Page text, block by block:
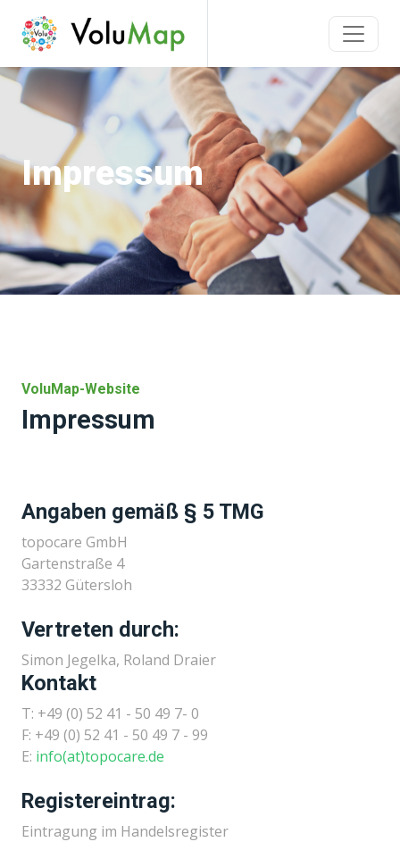
Impressum
VoluMap-Website
Impressum
Angaben gemäß § 5 TMG
topocare GmbH
Gartenstraße 4
33332 Gütersloh
Vertreten durch:
Simon Jegelka, Roland Draier
Kontakt
T: +49 (0) 52 41 - 50 49 7- 0
F: +49 (0) 52 41 - 50 49 7 - 99
E: info(at)topocare.de
Registereintrag:
Eintragung im Handelsregister